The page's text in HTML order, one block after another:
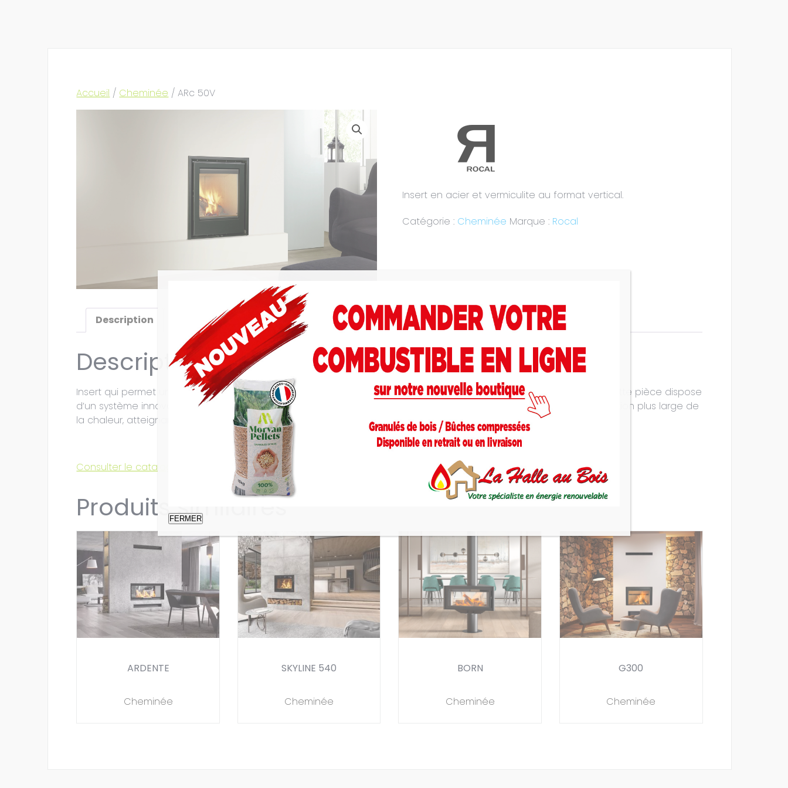
Accueil / Cheminée / ARc 50V
Insert en acier et vermiculite au format vertical.
Catégorie : Cheminée Marque : Rocal
Description Informations complémentaires
Description
Insert qui permet une installation dans des cheminées de construction ancienne ou nouvelle. Au format vertical, cette pièce dispose
d’un système innovant de ventilation forcée qui contribue à améliorer la circulation de l’air, permettant une distribution plus large de
la chaleur, atteignant une température idéale.
Consulter le catalogue
Produits similaires
ARDENTE
Cheminée
SKYLINE 540
Cheminée
BORN
Cheminée
G300
Cheminée
FERMER